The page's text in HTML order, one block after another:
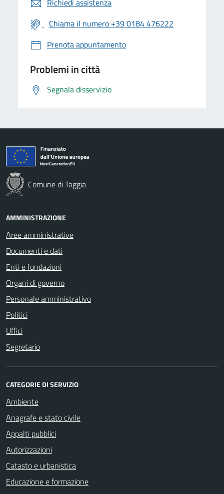
Chiama il numero +39 0184 476222
Prenota appuntamento
Problemi in città
Segnala disservizio
Comune di Taggia
AMMINISTRAZIONE
Aree amministrative
Documenti e dati
Enti e fondazioni
Organi di governo
Personale amministrativo
Politici
Uffici
Segretario
CATEGORIE DI SERVIZIO
Ambiente
Anagrafe e stato civile
Appalti pubblici
Autorizzazioni
Catasto e urbanistica
Educazione e formazione